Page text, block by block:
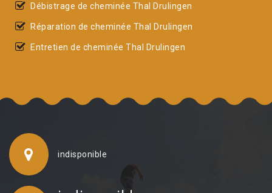
Débistrage de cheminée Thal Drulingen
Réparation de cheminée Thal Drulingen
Entretien de cheminée Thal Drulingen
indisponible